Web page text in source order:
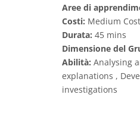
Aree di
Costi: Medium Cost
Durata: 45 mins
Dimensione del
Abilità: Analysing
explanations ,
investigations